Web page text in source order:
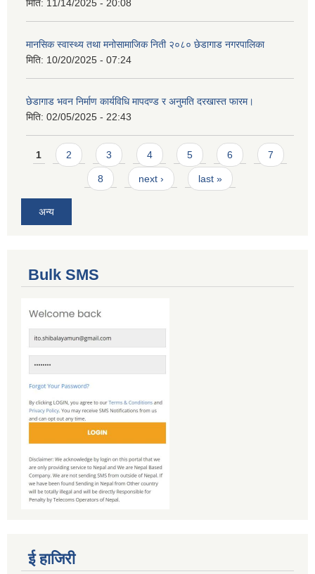
मिति: 11/14/2025 - 20:08
मानसिक स्वास्थ्य तथा मनोसामाजिक निती २०८० छेडागाड नगरपालिका
मिति: 10/20/2025 - 07:24
छेडागाड भवन निर्माण कार्यविधि मापदण्ड र अनुमति दरखास्त फारम।
मिति: 02/05/2025 - 22:43
Pages
1 2 3 4 5 6 7
8 next › last »
अन्य
Bulk SMS
ई हाजिरी